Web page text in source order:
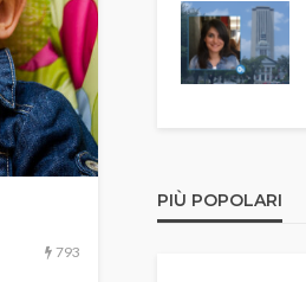
793
PIÙ POPOLARI